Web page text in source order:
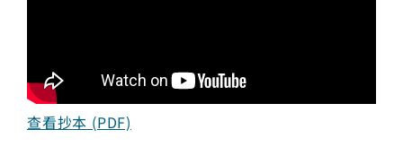
查看抄本 (PDF)